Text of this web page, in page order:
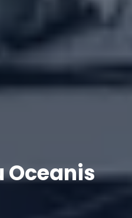
Oceanis